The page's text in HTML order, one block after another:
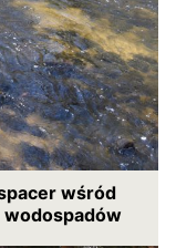
wśród